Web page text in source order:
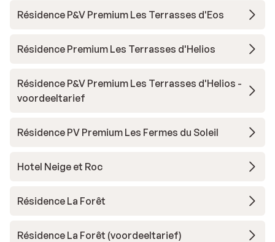
Résidence P&V Premium Les Terrasses d'Eos
Résidence Premium Les Terrasses d'Helios
Résidence P&V Premium Les Terrasses d'Helios -
voordeeltarief
Résidence PV Premium Les Fermes du Soleil
Hotel Neige et Roc
Résidence La Forêt
Résidence La Forêt (voordeeltarief)